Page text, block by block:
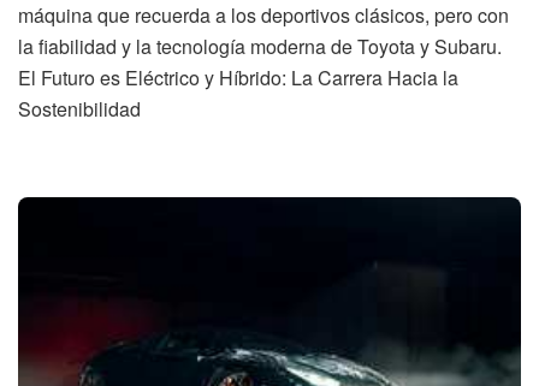
máquina que recuerda a los deportivos clásicos, pero con
la fiabilidad y la tecnología moderna de Toyota y Subaru.
El Futuro es Eléctrico y Híbrido: La Carrera Hacia la
Sostenibilidad